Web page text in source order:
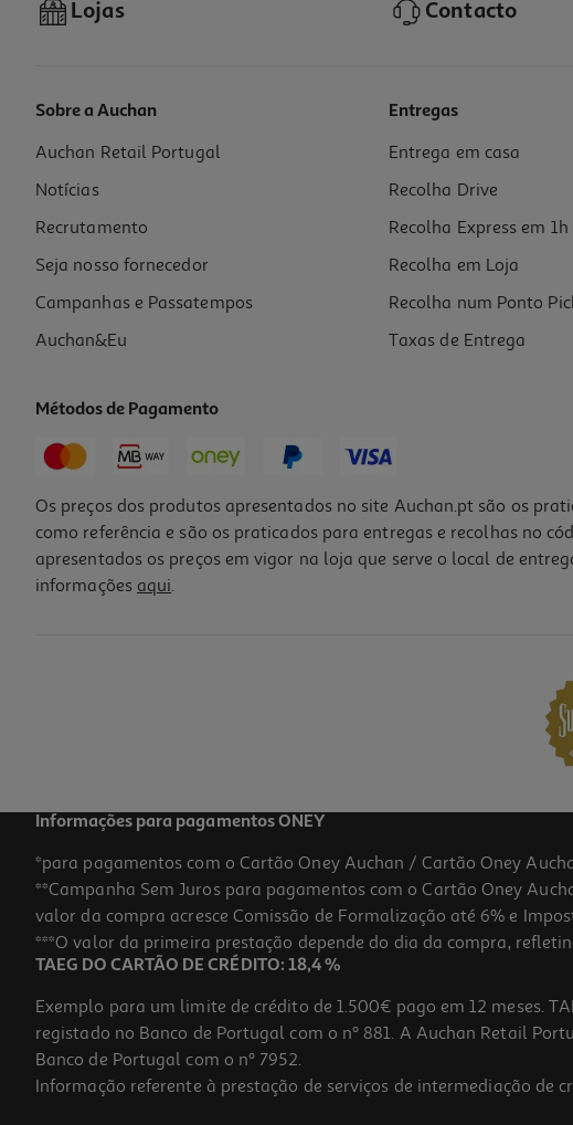
Bananinha Tachão C/ Canela 200g
21.95 €/Kg
4,39 €
Lojas Contacto
Sobre a Auchan
Auchan Retail Portugal
Notícias
Recrutamento
Seja nosso fornecedor
Campanhas e Passatempos
Auchan&Eu
Entregas
Entrega em casa
Recolha Drive
Recolha Express em 1h
Recolha em Loja
Recolha num Ponto
Taxas de Entrega
Métodos de Pagamento
Os preços dos produtos apresentados no site Auchan.pt são os
como referência e são os praticados para entregas e recolhas no
apresentados os preços em vigor na loja que serve o local de
informações aqui.
Informações para pagamentos ONEY
*para pagamentos com o Cartão Oney Auchan / Cartão Oney
**Campanha Sem Juros para pagamentos com o Cartão Oney
valor da compra acresce Comissão de Formalização até 6% e
***O valor da primeira prestação depende do dia da compra,
TAEG DO CARTÃO DE CRÉDITO: 18,4 %
Exemplo para um limite de crédito de 1.500€ pago em 12 meses.
registado no Banco de Portugal com o nº 881. A Auchan Retail
Banco de Portugal com o nº 7952.
Informação referente à prestação de serviços de intermediação de